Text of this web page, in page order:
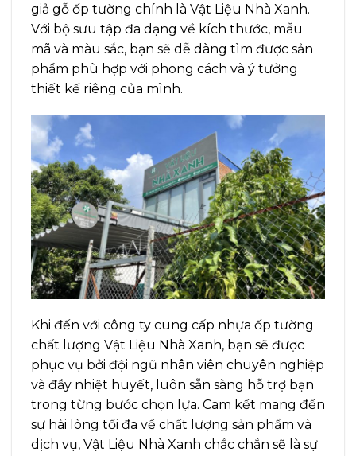
giả gỗ ốp tường chính là Vật Liệu Nhà Xanh.
Với bộ sưu tập đa dạng về kích thước, mẫu
mã và màu sắc, bạn sẽ dễ dàng tìm được sản
phẩm phù hợp với phong cách và ý tưởng
thiết kế riêng của mình.
Khi đến với công ty cung cấp nhựa ốp tường
chất lượng Vật Liệu Nhà Xanh, bạn sẽ được
phục vụ bởi đội ngũ nhân viên chuyên nghiệp
và đầy nhiệt huyết, luôn sẵn sàng hỗ trợ bạn
trong từng bước chọn lựa. Cam kết mang đến
sự hài lòng tối đa về chất lượng sản phẩm và
dịch vụ, Vật Liệu Nhà Xanh chắc chắn sẽ là sự